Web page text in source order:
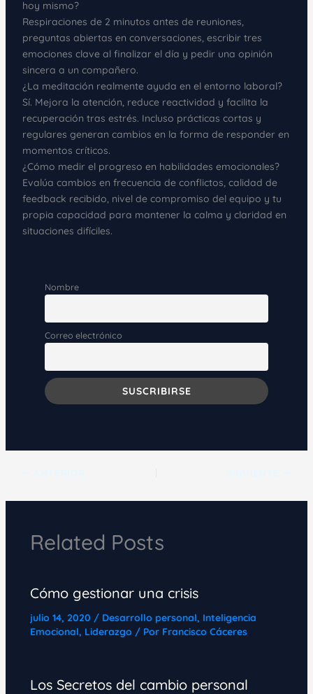
hoy mismo?
Respiraciones de 2 minutos antes de reuniones,
preguntas abiertas en conversaciones, escribir tres
emociones clave al finalizar el día y pedir una opinión
sincera a un compañero.
¿La meditación realmente ayuda en el entorno laboral?
Sí. Mejora la atención, reduce reactividad y facilita la
recuperación tras estrés. Incluso prácticas cortas y
regulares generan cambios en la forma de responder en
momentos críticos.
¿Cómo medir el progreso en habilidades emocionales?
Evalúa cambios en frecuencia de conflictos, calidad de
feedback recibido, nivel de compromiso del equipo y tu
propia capacidad para mantener la calma y claridad en
situaciones difíciles.
Nombre
Correo electrónico
Related Posts
Cómo gestionar una crisis
julio 14, 2020 / Desarrollo personal, Inteligencia
Emocional, Liderazgo/ Por Francisco Cáceres
Los Secretos del cambio personal